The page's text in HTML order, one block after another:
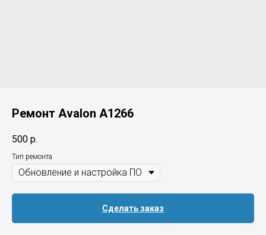
Ремонт Avalon А1266
500 р.
Тип ремонта
Сделать заказ